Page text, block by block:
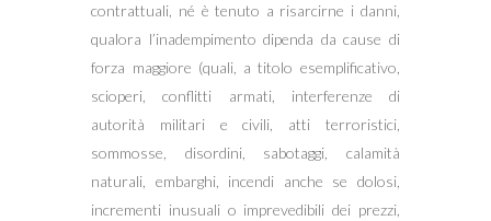
contrattuali, né è tenuto a risarcirne i danni,
qualora l’inadempimento dipenda da cause di
forza maggiore (quali, a titolo esemplificativo,
scioperi, conflitti armati, interferenze di
autorità militari e civili, atti terroristici,
sommosse, disordini, sabotaggi, calamità
naturali, embarghi, incendi anche se dolosi,
incrementi inusuali o imprevedibili dei prezzi,